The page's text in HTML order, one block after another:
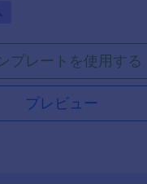
プレートを使用する
プレビュー